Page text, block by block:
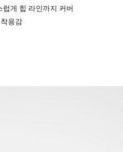
게 힙 라인까지 커버
용감